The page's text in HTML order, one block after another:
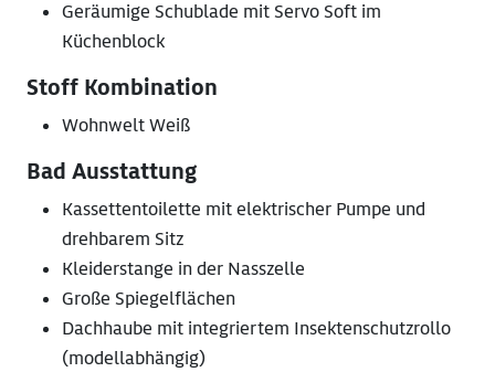
Geräumige Schublade mit Servo Soft im
Küchenblock
Stoff Kombination
Wohnwelt Weiß
Bad Ausstattung
Kassettentoilette mit elektrischer Pumpe und
drehbarem Sitz
Kleiderstange in der Nasszelle
Große Spiegelflächen
Dachhaube mit integriertem Insektenschutzrollo
(modellabhängig)